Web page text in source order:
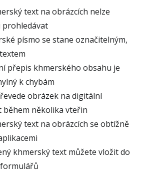
text na obrázcích nelze
prohledávat
písmo se stane označitelným,
přepis khmerského obsahu je
k chybám
obrázek na digitální
během několika vteřin
text na obrázcích se obtížně
khmerský text můžete vložit do